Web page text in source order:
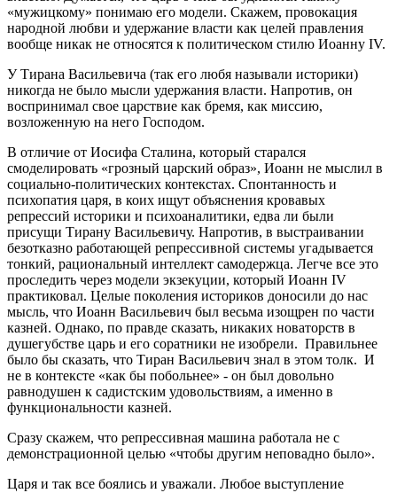
«мужицкому» понимаю его модели. Скажем, провокация
народной любви и удержание власти как целей правления
вообще никак не относятся к политическом стилю Иоанну IV.
У Тирана Васильевича (так его любя называли историки)
никогда не было мысли удержания власти. Напротив, он
воспринимал свое царствие как бремя, как миссию,
возложенную на него Господом.
В отличие от Иосифа Сталина, который старался
смоделировать «грозный царский образ», Иоанн не мыслил в
социально-политических контекстах. Спонтанность и
психопатия царя, в коих ищут объяснения кровавых
репрессий историки и психоаналитики, едва ли были
присущи Тирану Васильевичу. Напротив, в выстраивании
безотказно работающей репрессивной системы угадывается
тонкий, рациональный интеллект самодержца. Легче все это
проследить через модели экзекуции, который Иоанн IV
практиковал. Целые поколения историков доносили до нас
мысль, что Иоанн Васильевич был весьма изощрен по части
казней. Однако, по правде сказать, никаких новаторств в
душегубстве царь и его соратники не изобрели. Правильнее
было бы сказать, что Тиран Васильевич знал в этом толк. И
не в контексте «как бы побольнее» - он был довольно
равнодушен к садистским удовольствиям, а именно в
функциональности казней.
Сразу скажем, что репрессивная машина работала не с
демонстрационной целью «чтобы другим неповадно было».
Царя и так все боялись и уважали. Любое выступление